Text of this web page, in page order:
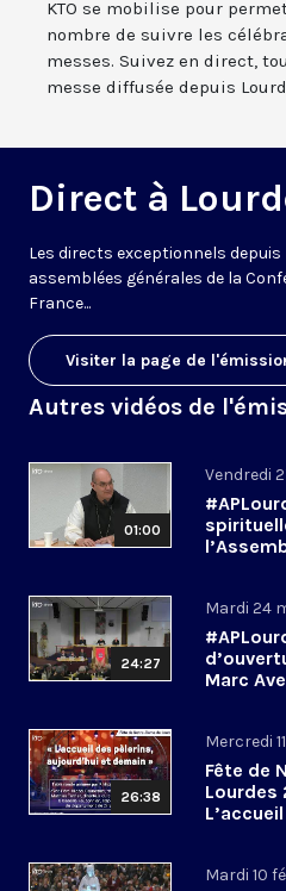
KTO se mobilise pour
nombre de suivre les
messes. Suivez en direct,
messe diffusée depuis
Direct à
Les directs exceptionnels depuis
assemblées générales de la
France...
Visiter la page de
Autres vidéos de
01:00
Vendredi
24:27
Mardi 24
Marc
26:38
Mercredi
Fête de
Lourdes
Mardi 10